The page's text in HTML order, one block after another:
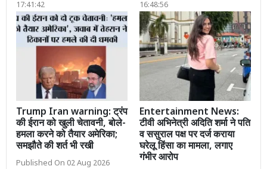
17:41:42
16:48:56
Trump Iran warning: ट्रंप
की ईरान को खुली चेतावनी, बोले-
हमला करने को तैयार अमेरिका;
समझौते की शर्त भी रखी
Published On 02 Aug 2026
Entertainment News:
टीवी अभिनेत्री अदिति शर्मा ने पति
व ससुराल पक्ष पर दर्ज कराया
घरेलू हिंसा का मामला, लगाए
गंभीर आरोप